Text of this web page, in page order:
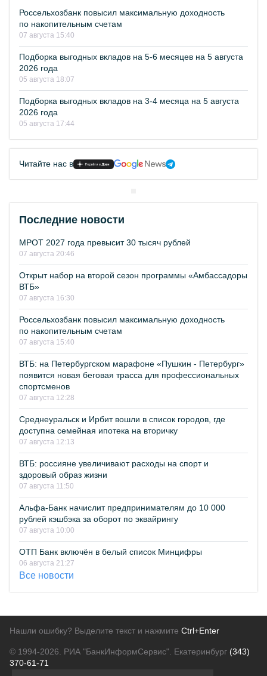
Россельхозбанк повысил максимальную доходность
по накопительным счетам
07 августа 15:40
Подборка выгодных вкладов на 5-6 месяцев на 5 августа
2026 года
05 августа 18:07
Подборка выгодных вкладов на 3-4 месяца на 5 августа
2026 года
05 августа 17:44
Читайте нас в
Последние новости
МРОТ 2027 года превысит 30 тысяч рублей
07 августа 20:46
Открыт набор на второй сезон программы «Амбассадоры
ВТБ»
07 августа 16:30
Россельхозбанк повысил максимальную доходность
по накопительным счетам
07 августа 15:40
ВТБ: на Петербургском марафоне «Пушкин - Петербург»
появится новая беговая трасса для профессиональных
спортсменов
07 августа 12:28
Среднеуральск и Ирбит вошли в список городов, где
доступна семейная ипотека на вторичку
07 августа 12:13
ВТБ: россияне увеличивают расходы на спорт и
здоровый образ жизни
07 августа 11:50
Альфа-Банк начислит предпринимателям до 10 000
рублей кэшбэка за оборот по эквайрингу
07 августа 10:00
ОТП Банк включён в белый список Минцифры
06 августа 21:27
Все новости
Нашли ошибку? Выделите текст и нажмите Ctrl+Enter
© 1994-2026. РИА "БанкИнформСервис". Екатеринбург (343)
370-61-71